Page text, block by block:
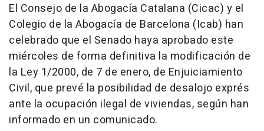
El Consejo de la Abogacía Catalana (Cicac) y el
Colegio de la Abogacía de Barcelona (Icab) han
celebrado que el Senado haya aprobado este
miércoles de forma definitiva la modificación de
la Ley 1/2000, de 7 de enero, de Enjuiciamiento
Civil, que prevé la posibilidad de desalojo exprés
ante la ocupación ilegal de viviendas, según han
informado en un comunicado.